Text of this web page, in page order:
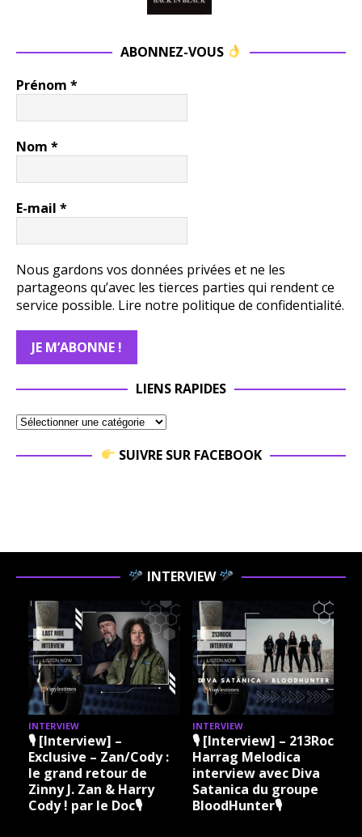
ABONNEZ-VOUS
Prénom *
Nom *
E-mail *
Nous gardons vos données privées et ne les
partageons qu’avec les tierces parties qui rendent ce
service possible. Lire notre politique de confidentialité.
LIENS RAPIDES
SUIVRE SUR FACEBOOK
INTERVIEW
INTERVIEW
🎙 [Interview] –
Exclusive – Zan/Cody :
le grand retour de
Zinny J. Zan & Harry
Cody ! par le Doc🎙
INTERVIEW
🎙 [Interview] – 213Rock
Harrag Melodica
interview avec Diva
Satanica du groupe
BloodHunter🎙